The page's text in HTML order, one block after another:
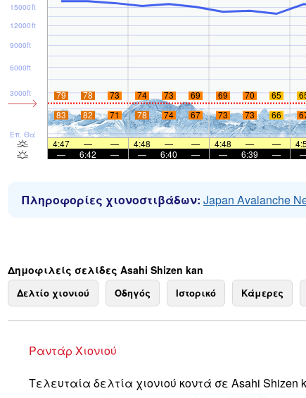
Επ. Θάλ
3000ft
6000ft
9000ft
12000ft
15000ft
79 78 73 74 73 69 69 70 65
83
82 71 78 74 67 73 73 66
4:47 — — 4:48 — — 4:48 — —
—
6:42 — — 6:40 — — 6:39 —
Πληροφορίες χιονοστιβάδων: Japan Avalanche
Δημοφιλείς σελίδες Asahi Shizen kan
Δελτίο χιονιού Οδηγός Ιστορικό Κάμερες
Ραντάρ Χιονιού
Τελευταία δελτία χιονιού κοντά σε Asahi Shizen